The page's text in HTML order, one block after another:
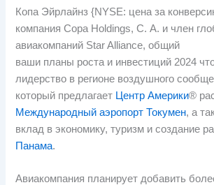
Копа Эйрлайнз {NYSE: цена за
компания Copa Holdings, С. А. и член
авиакомпаний Star Alliance, общий
ваши планы роста и инвестиций 2024
лидерство в регионе воздушного
который предлагает Центр Америки®
Международный аэропорт Токумен, а
вклад в экономику, туризм и создание
Панама.
Авиакомпания планирует добавить